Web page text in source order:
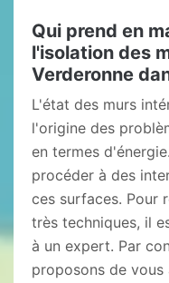
Qui prend en
l'isolation des
Verderonne
L'état des murs
l'origine des
en termes
procéder à des
ces surfaces. Pour
très techniques, il
à un expert. Par
proposons de vous